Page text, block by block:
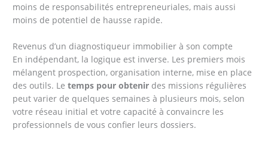
moins de responsabilités entrepreneuriales, mais aussi
moins de potentiel de hausse rapide.
Revenus d’un diagnostiqueur immobilier à son compte
En indépendant, la logique est inverse. Les premiers mois
mélangent prospection, organisation interne, mise en place
des outils. Letemps pour obtenir des missions régulières
peut varier de quelques semaines à plusieurs mois, selon
votre réseau initial et votre capacité à convaincre les
professionnels de vous confier leurs dossiers.